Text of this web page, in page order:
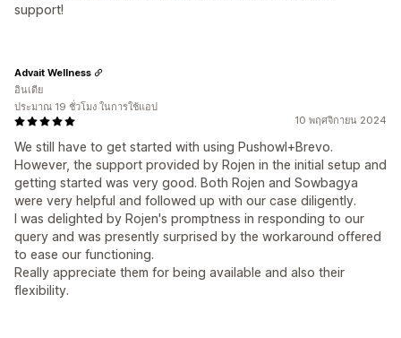
support!
10 พฤศจิกายน 2024
We still have to get started with using Pushowl+Brevo.
However, the support provided by Rojen in the initial setup and
getting started was very good. Both Rojen and Sowbagya
were very helpful and followed up with our case diligently.
I was delighted by Rojen's promptness in responding to our
query and was presently surprised by the workaround offered
to ease our functioning.
Really appreciate them for being available and also their
flexibility.
Advait Wellness
อินเดีย
ประมาณ 19 ชั่วโมง ในการใช้แอป